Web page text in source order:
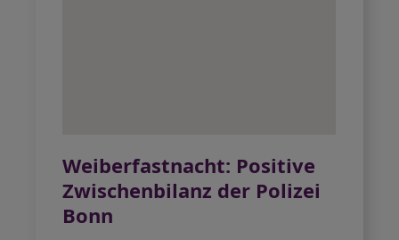
Weiberfastnacht: Positive
Zwischenbilanz der Polizei
Bonn